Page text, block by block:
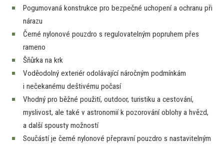
Pogumovaná konstrukce pro bezpečné uchopení a ochranu při
nárazu
Černé nylonové pouzdro s regulovatelným popruhem přes
rameno
Šňůrka na krk
Voděodolný exteriér odolávající náročným podmínkám
i nečekanému deštivému počasí
Vhodný pro běžné použití, outdoor, turistiku a cestování,
myslivost, ale také v astronomiík pozorování oblohy a hvězd,
a další spousty možností
Součástíje černé nylonové přepravní pouzdro s nastavitelným